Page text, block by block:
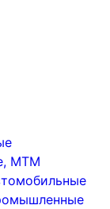
МТМ